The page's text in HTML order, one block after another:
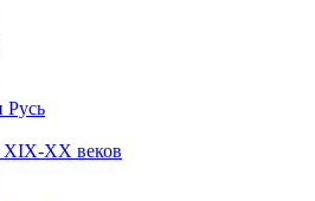
Русь
XIX-XX веков